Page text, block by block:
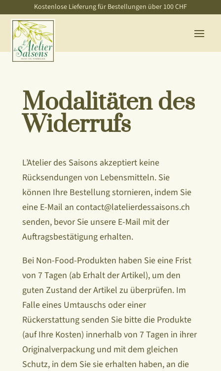
Kostenlose Lieferung für Bestellungen über 100 CHF
Modalitäten des
Widerrufs
L’Atelier des Saisons akzeptiert keine
Rücksendungen von Lebensmitteln. Sie
können Ihre Bestellung stornieren, indem Sie
eine E-Mail an contact@latelierdessaisons.ch
senden, bevor Sie unsere E-Mail mit der
Auftragsbestätigung erhalten.
Bei Non-Food-Produkten haben Sie eine Frist
von 7 Tagen (ab Erhalt der Artikel), um den
guten Zustand der Artikel zu überprüfen. Im
Falle eines Umtauschs oder einer
Rückerstattung senden Sie bitte die Produkte
(auf Ihre Kosten) innerhalb von 7 Tagen in ihrer
Originalverpackung und mit dem gleichen
Schutz, in dem Sie sie erhalten haben, an die